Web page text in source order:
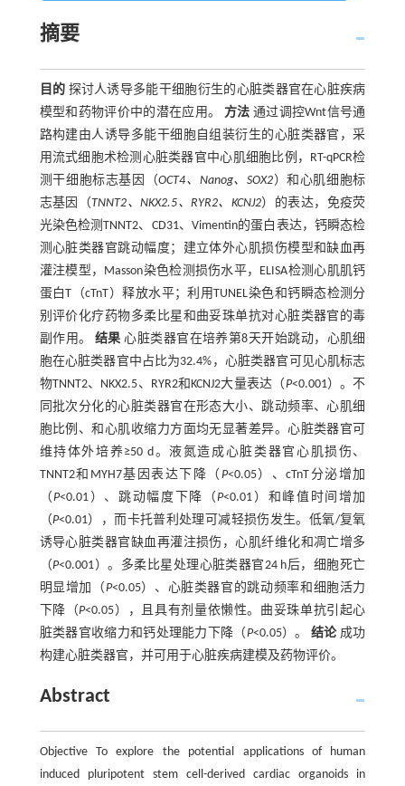
摘要
目的 探讨人诱导多能干细胞衍生的心脏类器官在心脏疾病
模型和药物评价中的潜在应用。 方法 通过调控Wnt信号通
路构建由人诱导多能干细胞自组装衍生的心脏类器官，采
用流式细胞术检测心脏类器官中心肌细胞比例，RT-qPCR检
测干细胞标志基因（OCT4、Nanog、SOX2）和心肌细胞标
志基因（TNNT2、NKX2.5、RYR2、KCNJ2）的表达，免疫荧
光染色检测TNNT2、CD31、Vimentin的蛋白表达，钙瞬态检
测心脏类器官跳动幅度；建立体外心肌损伤模型和缺血再
灌注模型，Masson染色检测损伤水平，ELISA检测心肌肌钙
蛋白T（cTnT）释放水平；利用TUNEL染色和钙瞬态检测分
别评价化疗药物多柔比星和曲妥珠单抗对心脏类器官的毒
副作用。 结果 心脏类器官在培养第8天开始跳动，心肌细
胞在心脏类器官中占比为32.4%，心脏类器官可见心肌标志
物TNNT2、NKX2.5、RYR2和KCNJ2大量表达（P<0.001）。不
同批次分化的心脏类器官在形态大小、跳动频率、心肌细
胞比例、和心肌收缩力方面均无显著差异。心脏类器官可
维持体外培养≥50 d。液氮造成心脏类器官心肌损伤、
TNNT2和MYH7基因表达下降（ P<0.05）、cTnT分泌增加
（P<0.01）、跳动幅度下降（P<0.01）和峰值时间增加
（P<0.01），而卡托普利处理可减轻损伤发生。低氧/复氧
诱导心脏类器官缺血再灌注损伤，心肌纤维化和凋亡增多
（P<0.001）。多柔比星处理心脏类器官24 h后，细胞死亡
明显增加（P<0.05）、心脏类器官的跳动频率和细胞活力
下降（P<0.05），且具有剂量依懒性。曲妥珠单抗引起心
脏类器官收缩力和钙处理能力下降（P<0.05）。结论成功
构建心脏类器官，并可用于心脏疾病建模及药物评价。
Abstract
Objective To explore the potential applications of human
induced pluripotent stem cell-derived cardiac organoids in